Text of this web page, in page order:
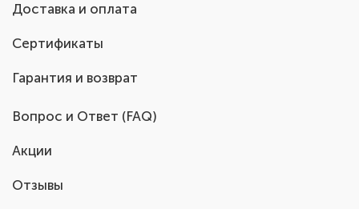
Доставка и оплата
Сертификаты
Гарантия и возврат
Вопрос и Ответ (FAQ)
Акции
Отзывы